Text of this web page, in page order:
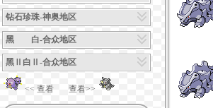
钻石珍珠-神奥地区
黑 白-合众地区
黑Ⅱ白Ⅱ-合众地区
<< 查看 查看>>